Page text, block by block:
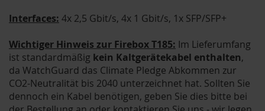
Interfaces: 4x 2,5 Gbit/s, 4x 1 Gbit/s, 1x SFP/SFP+
Wichtiger Hinweis zur Firebox T185: Im Lieferumfang
ist standardmäßig kein Kaltgerätekabel enthalten,
da WatchGuard das Climate Pledge Abkommen zur
CO2-Neutralität bis 2040 unterzeichnet hat. Sollten Sie
dennoch ein Kabel benötigen, geben Sie dies bitte bei